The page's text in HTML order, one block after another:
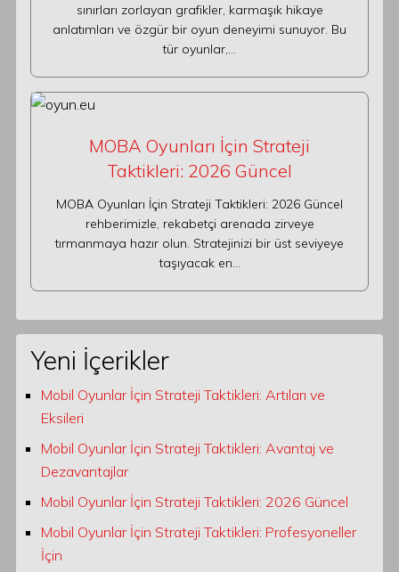
sınırları zorlayan grafikler, karmaşık hikaye
anlatımları ve özgür bir oyun deneyimi sunuyor. Bu
tür oyunlar,…
MOBA Oyunları İçin Strateji
Taktikleri: 2026 Güncel
MOBA Oyunları İçin Strateji Taktikleri: 2026 Güncel
rehberimizle, rekabetçi arenada zirveye
tırmanmaya hazır olun. Stratejinizi bir üst seviyeye
taşıyacak en…
Yeni İçerikler
Mobil Oyunlar İçin Strateji Taktikleri: Artıları ve
Eksileri
Mobil Oyunlar İçin Strateji Taktikleri: Avantaj ve
Dezavantajlar
Mobil Oyunlar İçin Strateji Taktikleri: 2026 Güncel
Mobil Oyunlar İçin Strateji Taktikleri: Profesyoneller
İçin